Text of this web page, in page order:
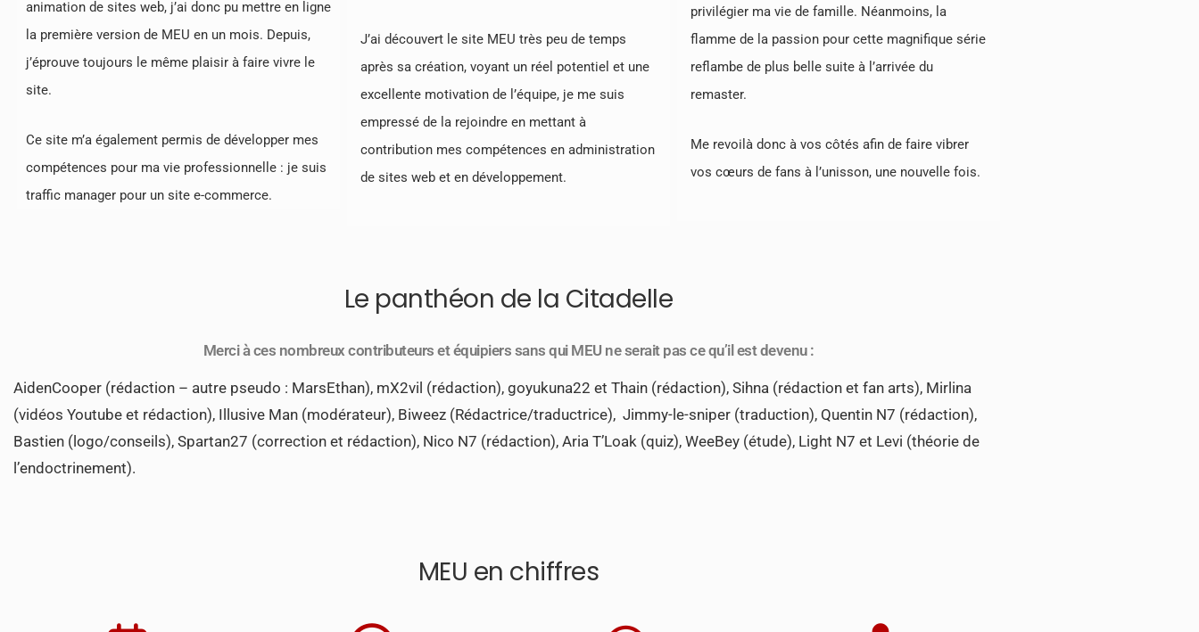
animation de sites web, j’ai donc pu mettre en ligne
la première version de MEU en un mois. Depuis,
j’éprouve toujours le même plaisir à faire vivre le
site.
Ce site m’a également permis de développer mes
compétences pour ma vie professionnelle : je suis
traffic manager pour un site e-commerce.
J’ai découvert le site MEU très peu de temps
après sa création, voyant un réel potentiel et une
excellente motivation de l’équipe, je me suis
empressé de la rejoindre en mettant à
contribution mes compétences en administration
de sites web et en développement.
privilégier ma vie de famille. Néanmoins, la
flamme de la passion pour cette magnifique série
reflambe de plus belle suite à l’arrivée du
remaster.
Me revoilà donc à vos côtés afin de faire vibrer
vos cœurs de fans à l’unisson, une nouvelle fois.
Le panthéon de la Citadelle
Merci à ces nombreux contributeurs et équipiers sans qui MEU ne serait pas ce qu’il est devenu :
AidenCooper (rédaction – autre pseudo : MarsEthan), mX2vil (rédaction), goyukuna22 et Thain (rédaction), Sihna (rédaction et fan arts), Mirlina
(vidéos Youtube et rédaction), Illusive Man (modérateur), Biweez (Rédactrice/traductrice), Jimmy-le-sniper (traduction), Quentin N7 (rédaction),
Bastien (logo/conseils), Spartan27 (correction et rédaction), Nico N7 (rédaction), Aria T’Loak (quiz), WeeBey (étude), Light N7 et Levi (théorie de
l’endoctrinement).
MEU en chiffres